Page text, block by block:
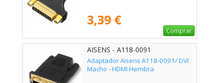
3,39 €
Comprar
AISENS - A118-0091
Adaptador Aisens A118-0091/ DVI
Macho - HDMI Hembra